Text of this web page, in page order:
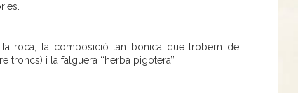
roca, la composició tan bonica que trobem de
i la falguera ‘‘herba pigotera’’.